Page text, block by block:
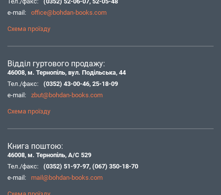
e-mail:
office@bohdan-books.com
Схема проїзду
Відділ гуртового продажу:
46008, м. Тернопіль, вул. Подільська, 44
Тел./факс:
(0352) 43-00-46, 25-18-09
e-mail:
zbut@bohdan-books.com
Схема проїзду
Книга поштою:
46008, м. Тернопіль, А/С 529
Тел./факс:
(0352) 51-97-97, (067) 350-18-70
e-mail:
mail@bohdan-books.com